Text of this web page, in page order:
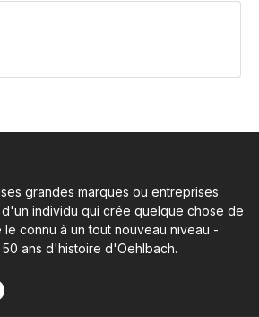
grandes marques ou entreprises
individu qui crée quelque chose de
connu à un tout nouveau niveau -
ans d'histoire d'Oehlbach.